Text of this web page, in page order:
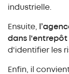
industrielle.
Ensuite,
dans l'entrepôt
d'identifier les
Enfin, il